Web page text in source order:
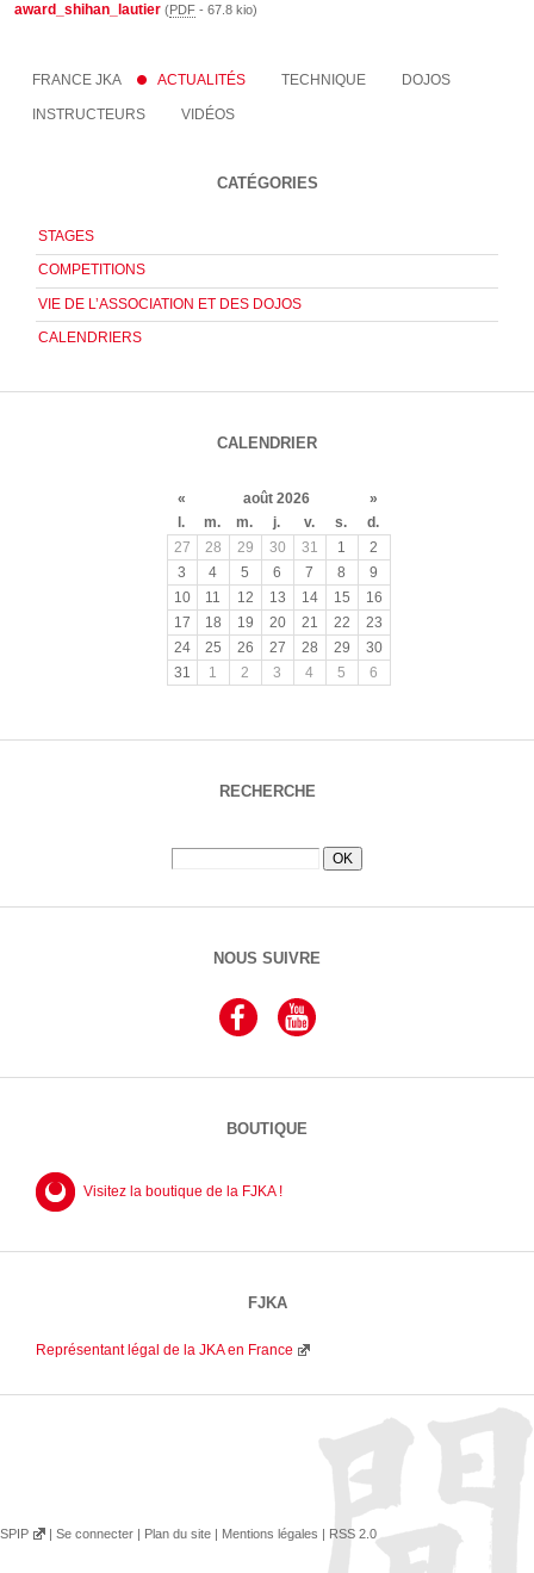
award_shihan_lautier (PDF -67.8 kio)
FRANCE JKA ACTUALITÉS TECHNIQUE DOJOS
INSTRUCTEURS VIDÉOS
CATÉGORIES
STAGES
COMPETITIONS
VIE DE L’ASSOCIATION ET DES DOJOS
CALENDRIERS
CALENDRIER
« août 2026
»
l.
m. m. j. v. s.
d.
27
28 29 30 31 1
2
3
4 5 6 7 8
9
10
11 12 13 14 15
16
17
18 19 20 21 22
23
24
25 26 27 28 29
30
31
1 2 3 4 5 6
RECHERCHE
NOUS SUIVRE
BOUTIQUE
Visitez la boutique de la FJKA !
FJKA
Représentant légal de la JKA en France
SPIP | Se connecter | Plan du site | Mentions légales | RSS 2.0